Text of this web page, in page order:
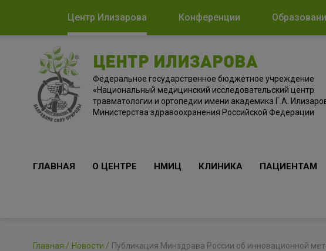
Центр Илизарова Конференции
ЦЕНТР ИЛИЗАРОВА
Федеральное государственное бюджетное учреждение
«Национальный медицинский исследовательский центр
травматологии и ортопедии имени академика Г.А.
Министерства здравоохранения Российской Федерации
ГЛАВНАЯ О ЦЕНТРЕ НМИЦ КЛИНИКА ПАЦИЕНТАМ
Главная Новости Публикация Минздрава России об инновационной